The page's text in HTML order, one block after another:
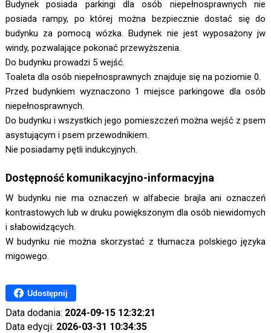
Budynek posiada parkingi dla osób niepełnosprawnych nie
posiada rampy, po której można bezpiecznie dostać się do
budynku za pomocą wózka. Budynek nie jest wyposażony jw
windy, pozwalające pokonać przewyższenia.
Do budynku prowadzi 5 wejść.
Toaleta dla osób niepełnosprawnych znajduje się na poziomie 0.
Przed budynkiem wyznaczono 1 miejsce parkingowe dla osób
niepełnosprawnych.
Do budynku i wszystkich jego pomieszczeń można wejść z psem
asystującym i psem przewodnikiem.
Nie posiadamy pętli indukcyjnych.
Dostępność komunikacyjno-informacyjna
W budynku nie ma oznaczeń w alfabecie brajla ani oznaczeń
kontrastowych lub w druku powiększonym dla osób niewidomych
i słabowidzących.
W budynku nie można skorzystać z tłumacza polskiego języka
migowego.
Udostępnij
Data dodania: 2024-09-15 12:32:21
Data edycji: 2026-03-31 10:34:35